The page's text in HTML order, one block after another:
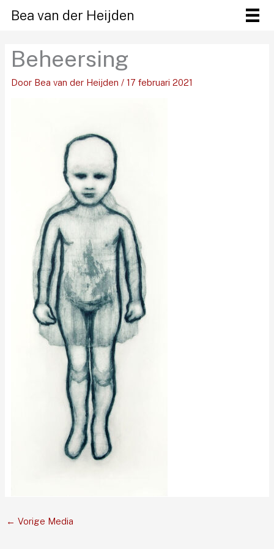
naar
inhoud
Bea van der Heijden
Beheersing
Door Bea van der Heijden / 17 februari 2021
← Vorige Media